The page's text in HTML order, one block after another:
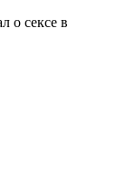
о сексе в